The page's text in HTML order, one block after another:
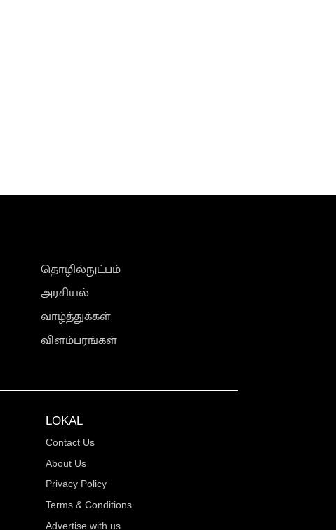
தொழில்நுட்பம்
அரசியல்
வாழ்த்துக்கள்
விளம்பரங்கள்
LOKAL
Contact Us
About Us
Privacy Policy
Terms & Conditions
Advertise with us